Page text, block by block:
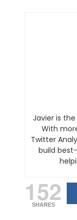
Javier is
With
Twitter
build
152
SHARES